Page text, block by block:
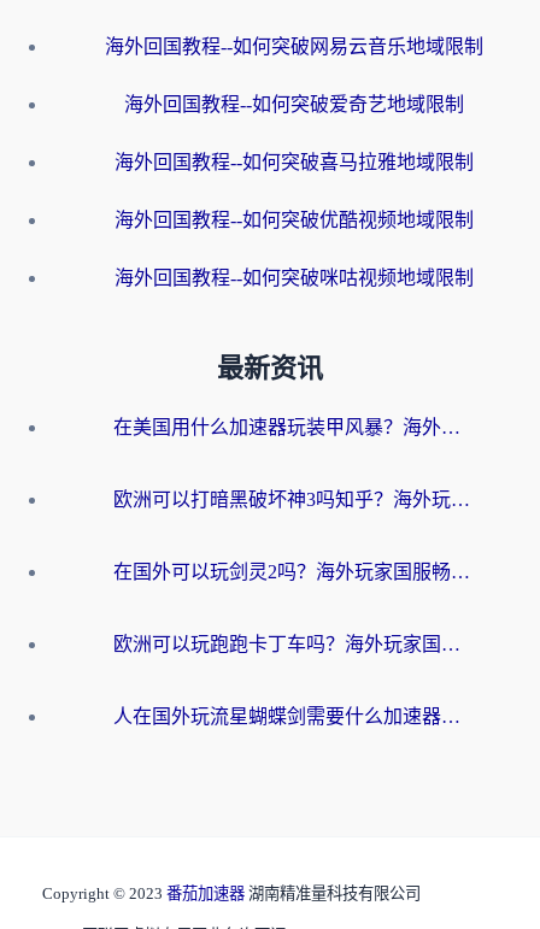
海外回国教程--如何突破网易云音乐地域限制
海外回国教程--如何突破爱奇艺地域限制
海外回国教程--如何突破喜马拉雅地域限制
海外回国教程--如何突破优酷视频地域限制
海外回国教程--如何突破咪咕视频地域限制
最新资讯
在美国用什么加速器玩装甲风暴？海外玩家亲测有效的国服游戏加速指南
欧洲可以打暗黑破坏神3吗知乎？海外玩家国服游戏加速终极指南
在国外可以玩剑灵2吗？海外玩家国服畅玩终极指南（附永恒之塔明日方舟加速方案）
欧洲可以玩跑跑卡丁车吗？海外玩家国服游戏畅玩终极指南（附QQ炫舞剑网3解决方案）
人在国外玩流星蝴蝶剑需要什么加速器？老玩家亲测的终极解决方案
Copyright © 2023 番茄加速器 湖南精准量科技有限公司